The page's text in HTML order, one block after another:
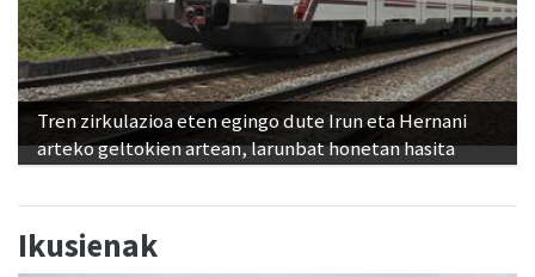
Tren zirkulazioa eten egingo dute Irun eta Hernani
arteko geltokien artean, larunbat honetan hasita
Ikusienak